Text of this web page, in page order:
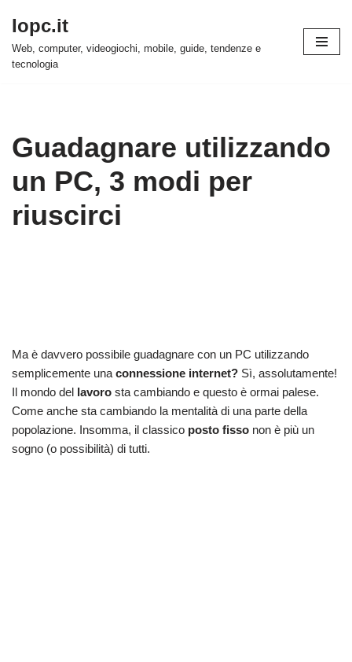
Vai
al
Iopc.it
Web, computer, videogiochi, mobile, guide, tendenze e
tecnologia
Guadagnare utilizzando
un PC, 3 modi per
riuscirci
Ma è davvero possibile guadagnare con un PC utilizzando
semplicemente una connessione internet? Sì, assolutamente!
Il mondo del lavoro sta cambiando e questo è ormai palese.
Come anche sta cambiando la mentalità di una parte della
popolazione. Insomma, il classico posto fisso non è più un
sogno (o possibilità) di tutti.